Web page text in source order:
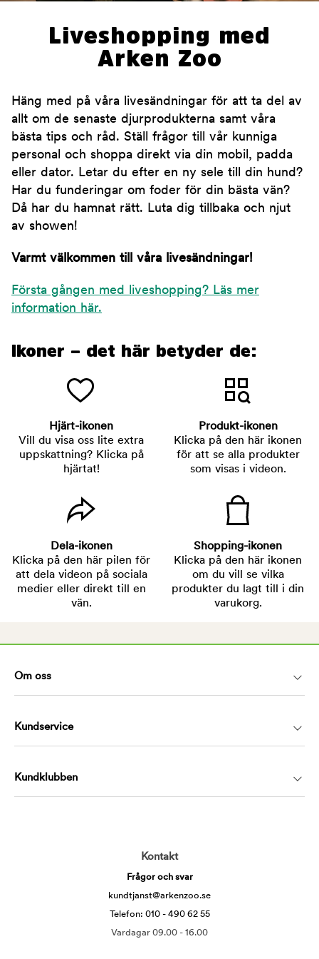
Liveshopping med
Arken Zoo
Häng med på våra livesändningar för att ta del av
allt om de senaste djurprodukterna samt våra
bästa tips och råd. Ställ frågor till vår kunniga
personal och shoppa direkt via din mobil, padda
eller dator. Letar du efter en ny sele till din hund?
Har du funderingar om foder för din bästa vän?
Då har du hamnat rätt. Luta dig tillbaka och njut
av showen!
Varmt välkommen till våra livesändningar!
Första gången med liveshopping? Läs mer
information här.
Ikoner – det här betyder de:
Hjärt-ikonen
Vill du visa oss lite extra
uppskattning? Klicka på
hjärtat!
Produkt-ikonen
Klicka på den här ikonen
för att se alla produkter
som visas i videon.
Dela-ikonen
Klicka på den här pilen för
att dela videon på sociala
medier eller direkt till en
vän.
Shopping-ikonen
Klicka på den här ikonen
om du vill se vilka
produkter du lagt till i din
varukorg.
Om oss
Kundservice
Kundklubben
Kontakt
Frågor och svar
kundtjanst@arkenzoo.se
Telefon: 010 - 490 62 55
Vardagar 09.00 - 16.00